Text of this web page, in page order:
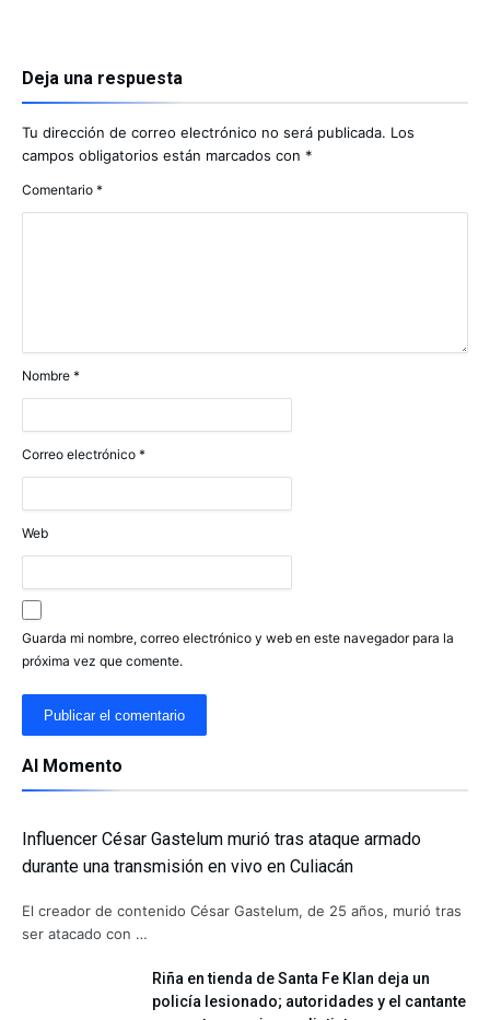
Deja una respuesta
Tu dirección de correo electrónico no será publicada. Los
campos obligatorios están marcados con *
Comentario *
Nombre *
Correo electrónico *
Web
Guarda mi nombre, correo electrónico y web en este navegador para la
próxima vez que comente.
Al Momento
Influencer César Gastelum murió tras ataque armado
durante una transmisión en vivo en Culiacán
El creador de contenido César Gastelum, de 25 años, murió tras
ser atacado con …
Riña en tienda de Santa Fe Klan deja un
policía lesionado; autoridades y el cantante